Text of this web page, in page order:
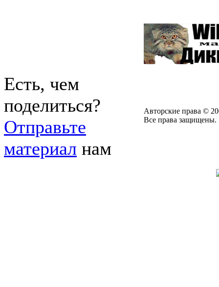
Есть, чем
поделиться?
Отправьте
материал нам
Авторские права ©
Все права защищены.